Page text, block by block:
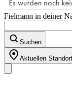
Fielmann in deiner
Suchen
Aktuellen